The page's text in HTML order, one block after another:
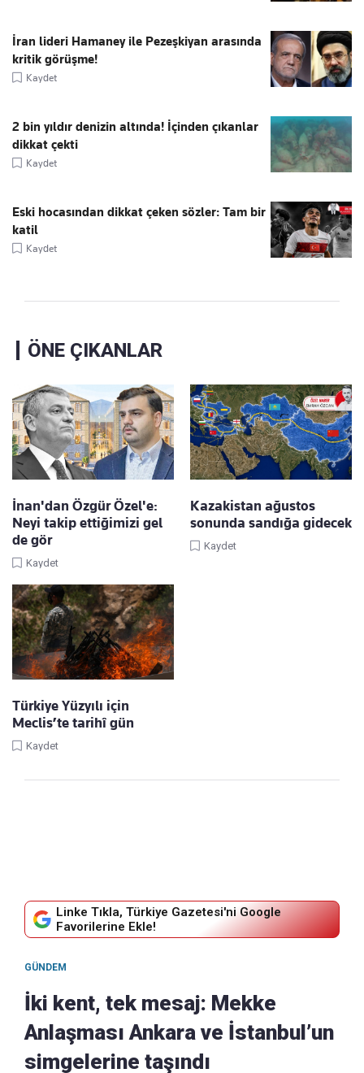
İran lideri Hamaney ile Pezeşkiyan arasında
kritik görüşme!
Kaydet
2 bin yıldır denizin altında! İçinden çıkanlar
dikkat çekti
Kaydet
Eski hocasından dikkat çeken sözler: Tam bir
katil
Kaydet
ÖNE ÇIKANLAR
İnan'dan Özgür Özel'e:
Neyi takip ettiğimizi gel
de gör
Kaydet
Kazakistan ağustos
sonunda sandığa gidecek
Kaydet
Türkiye Yüzyılı için
Meclis’te tarihî gün
Kaydet
Linke Tıkla, Türkiye Gazetesi'ni Google
Favorilerine Ekle!
GÜNDEM
İki kent, tek mesaj: Mekke
Anlaşması Ankara ve İstanbul’un
simgelerine taşındı